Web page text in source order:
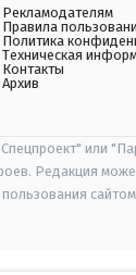
Рекламодателям
Правила
Политика
Техническая
Контакты
Архив
или
Редакция